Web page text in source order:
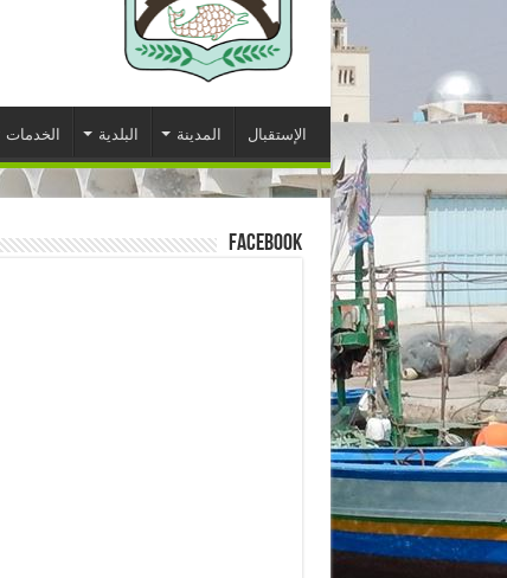
الإستقبال المدينة البلدية الخدمات
Facebook